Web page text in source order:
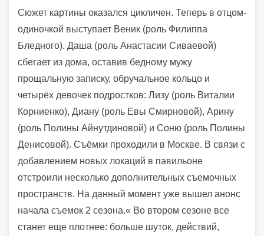
Сюжет картины оказался цикличен. Теперь в отцом-
одиночкой выступает Веник (роль Филиппа
Бледного). Даша (роль Анастасии Сиваевой)
сбегает из дома, оставив бедному мужу
прощальную записку, обручальное кольцо и
четырёх девочек подростков: Лизу (роль Виталии
Корниенко), Диану (роль Евы Смирновой), Арину
(роль Полины Айнутдиновой) и Соню (роль Полины
Денисовой). Съёмки проходили в Москве. В связи с
добавлением новых локаций в павильоне
отстроили несколько дополнительных съемочных
пространств. На данный момент уже вышел анонс
начала съемок 2 сезона.« Во втором сезоне все
станет еще плотнее: больше шуток, действий,